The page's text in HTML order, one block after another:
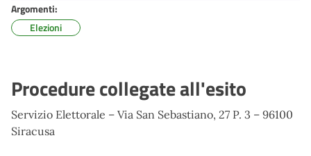
Argomenti:
Elezioni
Procedure collegate all'esito
Servizio Elettorale – Via San Sebastiano, 27 P. 3 – 96100
Siracusa